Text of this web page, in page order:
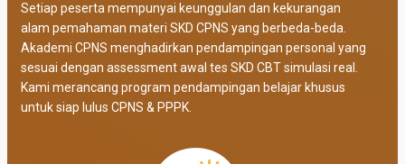
Setiap peserta mempunyai keunggulan dan kekurangan
alam pemahaman materi SKD CPNS yang berbeda-beda.
Akademi CPNS menghadirkan pendampingan personal yang
sesuai dengan assessment awal tes SKD CBT simulasi real.
Kami merancang program pendampingan belajar khusus
untuk siap lulus CPNS & PPPK.